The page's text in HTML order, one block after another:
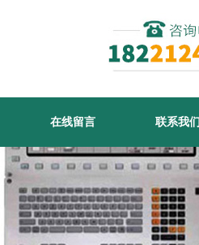
在线留言 联系我们